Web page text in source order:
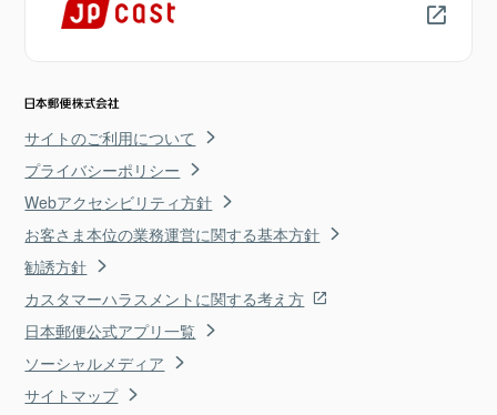
サイトのご利用について
プライバシーポリシー
Webアクセシビリティ方針
お客さま本位の業務運営に関する基本方針
勧誘方針
カスタマーハラスメントに関する考え方
日本郵便公式アプリ一覧
ソーシャルメディア
サイトマップ